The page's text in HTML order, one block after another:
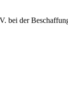
bei der